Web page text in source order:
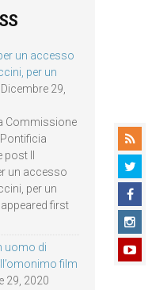
un accesso
per un
Dicembre 29,
Commissione
Il
un accesso
per un
first
uomo di
film
29, 2020